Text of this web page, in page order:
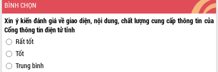
BÌNH CHỌN
Xin ý kiến đánh giá về giao diện, nội dung, chất lượng cung cấp thông tin của
Cổng thông tin điện tử tỉnh
Rất tốt
Tốt
Trung bình